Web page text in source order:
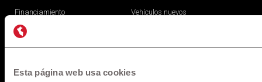
Esta página web usa cookies
Financiamiento
Servicios post venta
Carroceria y pintura
Vehículos nuevos
Libro de reclamaciones